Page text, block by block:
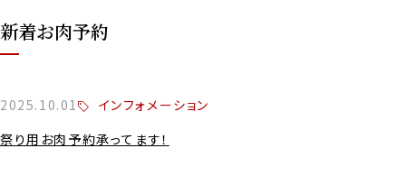
新着お肉予約
2025.10.01
インフォメーション
祭り用お肉予約承ってます！